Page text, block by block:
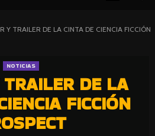
Y TRAILER DE LA CINTA DE CIENCIA FICCIÓN
NOTICIAS
DE LA
FICCIÓN